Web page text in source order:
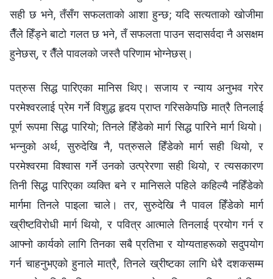
सही छ भने, तँसँग सफलताको आशा हुन्छ; यदि सत्यताको खोजीमा
तैँले हिँड्ने बाटो गलत छ भने, तँ सफलता पाउन सदासर्वदा नै असक्षम
हुनेछस्, र तैँले पावलको जस्तै परिणाम भोग्‍नेछस्।
पत्रुस सिद्ध पारिएका मानिस थिए। सजाय र न्याय अनुभव गरेर
परमेश्‍वरलाई प्रेम गर्ने विशुद्ध हृदय प्राप्त गरिसकेपछि मात्रै तिनलाई
पूर्ण रूपमा सिद्ध पारियो; तिनले हिँडेको मार्ग सिद्ध पारिने मार्ग थियो।
भन्‍नुको अर्थ, सुरुदेखि नै, पत्रुसले हिँडेको मार्ग सही थियो, र
परमेश्‍वरमा विश्‍वास गर्ने उनको उत्प्रेरणा सही थियो, र त्यसकारण
तिनी सिद्ध पारिएका व्यक्ति बने र मानिसले पहिले कहिल्यै नहिँडेको
मार्गमा तिनले पाइला चाले। तर, सुरुदेखि नै पावल हिँडेको मार्ग
ख्रीष्टविरोधी मार्ग थियो, र पवित्र आत्माले तिनलाई प्रयोग गर्न र
आफ्‍नो कार्यको लागि तिनका सबै प्रतिभा र योग्यताहरूको सदुपयोग
गर्न चाहनुभएको हुनाले मात्रै, तिनले ख्रीष्टका लागि धेरै दशकसम्‍म